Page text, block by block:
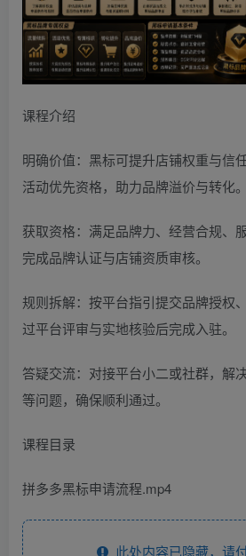
课程介绍
明确价值：黑标可提升店铺权重与信
活动优先资格，助力品牌溢价与转化。
获取资格：满足品牌力、经营合规、
完成品牌认证与店铺资质审核。
规则拆解：按平台指引提交品牌授权
过平台评审与实地核验后完成入驻。
答疑交流：对接平台小二或社群，解
等问题，确保顺利通过。
课程目录
拼多多黑标申请流程.mp4
此处内容已隐藏，请